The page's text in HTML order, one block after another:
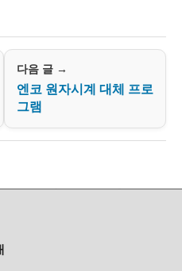
다음 글 →
엔코 원자시계 대체 프로
그램